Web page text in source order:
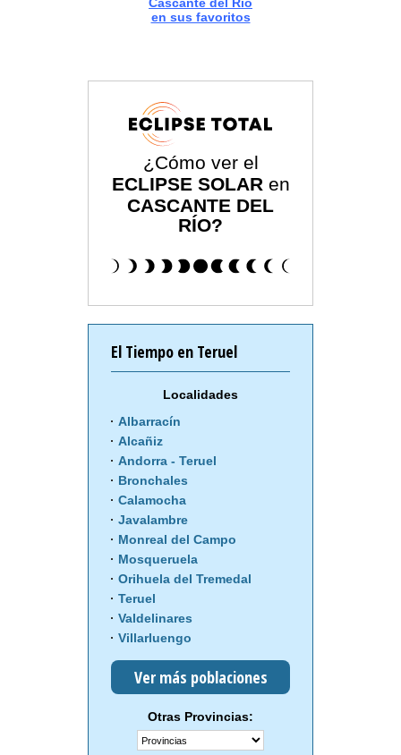
Cascante del Río
en sus favoritos
¿Cómo ver el
ECLIPSE SOLAR en
CASCANTE DEL
RÍO?
El Tiempo en Teruel
Localidades
Albarracín
Alcañiz
Andorra - Teruel
Bronchales
Calamocha
Javalambre
Monreal del Campo
Mosqueruela
Orihuela del Tremedal
Teruel
Valdelinares
Villarluengo
Ver más poblaciones
Otras Provincias: